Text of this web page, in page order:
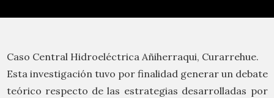
Caso Central Hidroeléctrica Añiherraqui, Curarrehue.
Esta investigación tuvo por finalidad generar un debate
teórico respecto de las estrategias desarrolladas por